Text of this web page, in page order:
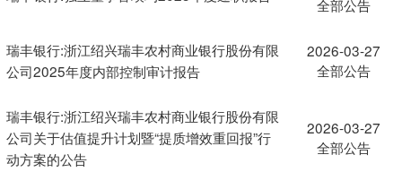
全部公告
瑞丰银行:浙江绍兴瑞丰农村商业银行股份有限
公司2025年度内部控制审计报告
2026-03-27
全部公告
瑞丰银行:浙江绍兴瑞丰农村商业银行股份有限
公司关于估值提升计划暨“提质增效重回报”行
动方案的公告
2026-03-27
全部公告